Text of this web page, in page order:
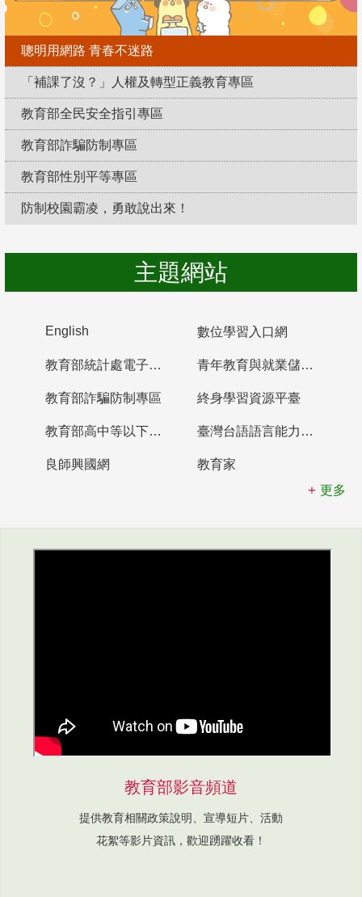
聰明用網路 青春不迷路
「補課了沒？」人權及轉型正義教育專區
教育部全民安全指引專區
教育部詐騙防制專區
教育部性別平等專區
防制校園霸凌，勇敢說出來！
主題網站
English 數位學習入口網
教育部統計處電子書櫃 青年教育與就業儲蓄帳戶
教育部詐騙防制專區 終身學習資源平臺
教育部高中等以下學校及幼兒園教師資格檢定考試 臺灣台語語言能力認證網站
良師興國網
教育家
更多
教育部影音頻道
提供教育相關政策說明、宣導短片、活動
花絮等影片資訊，歡迎踴躍收看！